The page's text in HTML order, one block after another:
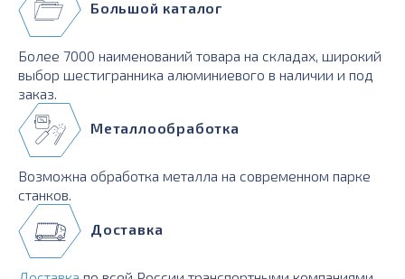
Большой каталог
Более 7000 наименований товара на складах, широкий
выбор шестигранника алюминиевого в наличии и под
заказ.
Металлообработка
Возможна обработка металла на современном парке
станков.
Доставка